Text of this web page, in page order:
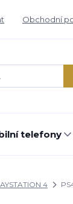
Obchodní
telefony
4